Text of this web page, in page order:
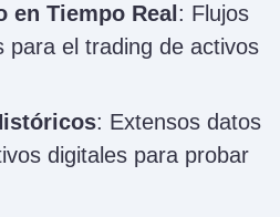
en Tiempo Real : Flujos
para el trading de activos
: Extensos datos
digitales para probar